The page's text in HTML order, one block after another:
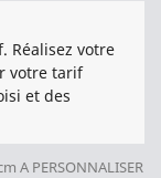
Réalisez votre
votre tarif
et des
A PERSONNALISER